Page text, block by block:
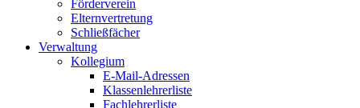
Förderverein
Elternvertretung
Schließfächer
Verwaltung
Kollegium
E-Mail-Adressen
Klassenlehrerliste
Fachlehrerliste